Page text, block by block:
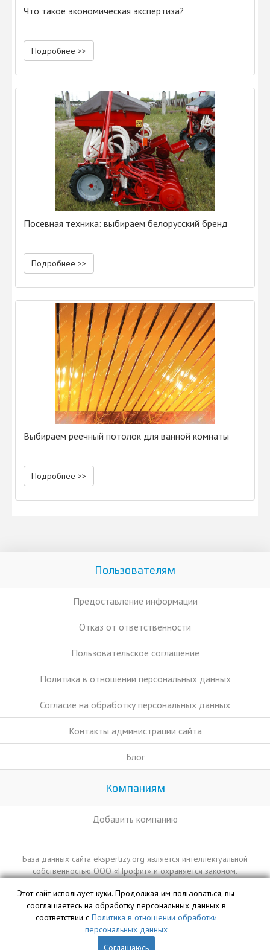
Что такое экономическая экспертиза?
Подробнее >>
Посевная техника: выбираем белорусский бренд
Подробнее >>
Выбираем реечный потолок для ванной комнаты
Подробнее >>
Пользователям
Предоставление информации
Отказ от ответственности
Пользовательское соглашение
Политика в отношении персональных данных
Согласие на обработку персональных данных
Контакты администрации сайта
Блог
Компаниям
Добавить компанию
База данных сайта ekspertizy.org является интеллектуальной
собственностью ООО «Профит» и охраняется законом.
Этот сайт использует куки. Продолжая им пользоваться, вы
сооглашаетесь на обработку персональных данных в
соответствии с Политика в отношении обработки
персональных данных
Соглашаюсь